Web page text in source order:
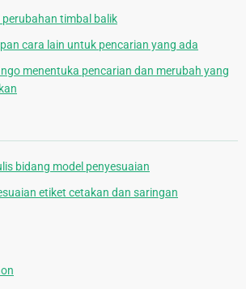
timbal balik
cara lain untuk pencarian yang ada
menentuka pencarian dan merubah yang
bidang model penyesuaian
etiket cetakan dan saringan